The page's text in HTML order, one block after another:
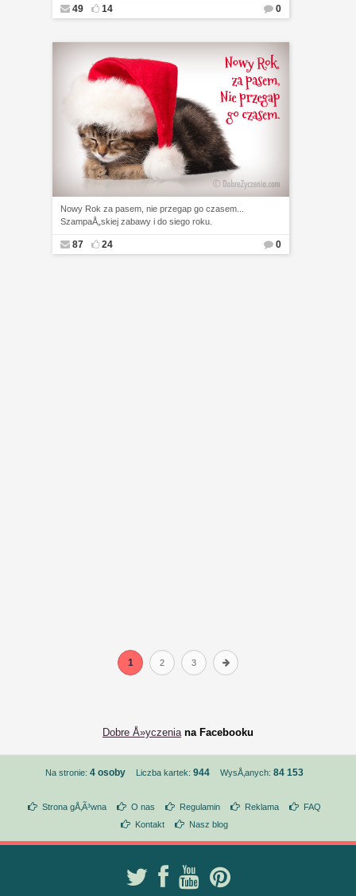
49 14 0
Nowy Rok za pasem, nie przegap go czasem...
SzampaÅ„skiej zabawy i do siego roku.
87 24 0
1 2 3
Dobre Å»yczenia na Facebooku
Na stronie: 4 osoby Liczba kartek: 944 WysÅ‚anych: 84 153
Strona gÅ‚Ã³wna O nas Regulamin Reklama
FAQ
Kontakt
Nasz blog